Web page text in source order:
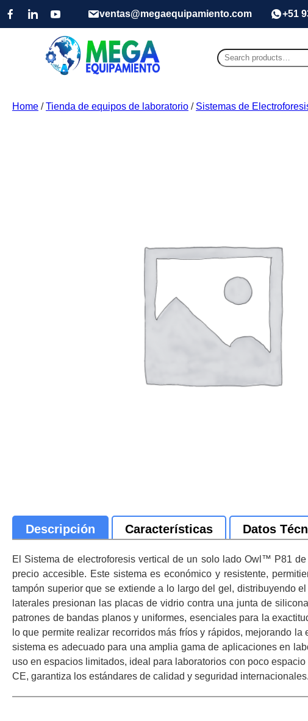
ventas@megaequipamiento.com +51
Search
for:
Home /Tienda de equipos de laboratorio / Sistemas de
Descripción Características Datos
El Sistema de electroforesis vertical de un solo lado Owl™ P81
precio accesible. Este sistema es económico y resistente,
tampón superior que se extiende a lo largo del gel, distribuyendo
laterales presionan las placas de vidrio contra una junta de
patrones de bandas planos y uniformes, esenciales para la
lo que permite realizar recorridos más fríos y rápidos, mejorando
sistema es adecuado para una amplia gama de aplicaciones en
uso en espacios limitados, ideal para laboratorios con poco
CE, garantiza los estándares de calidad y seguridad internacionales.